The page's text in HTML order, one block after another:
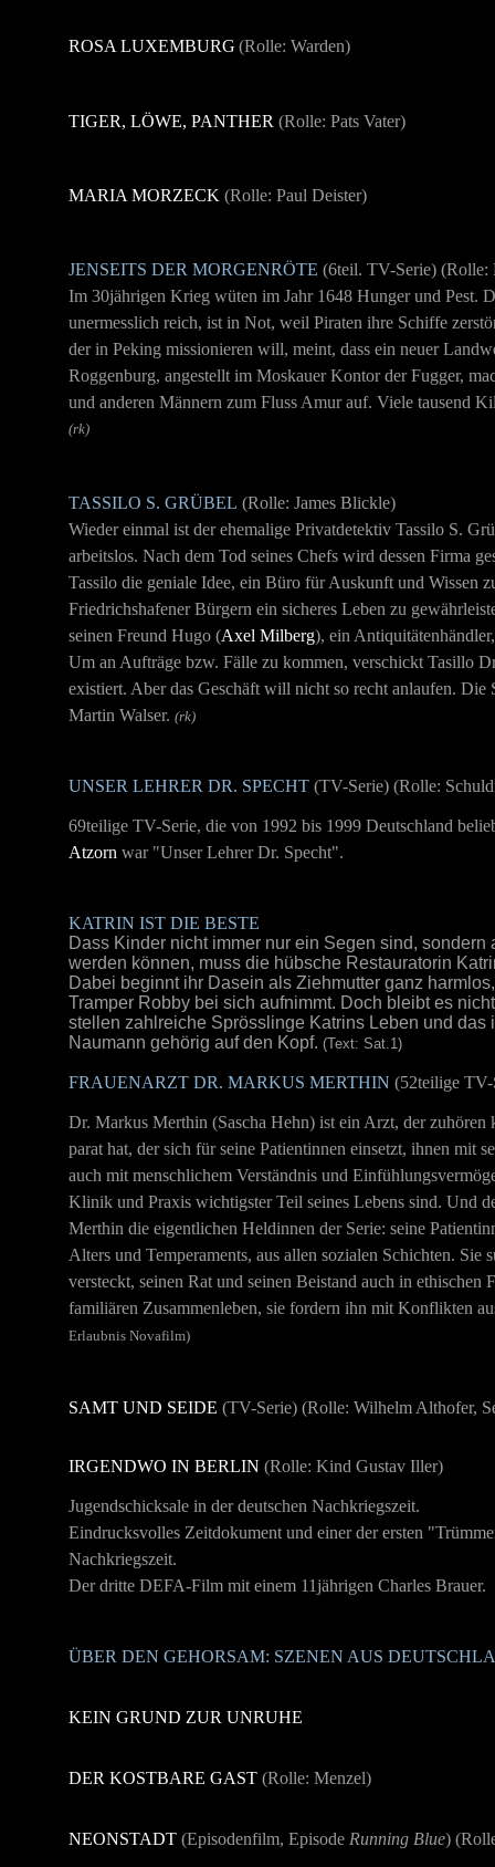
ROSA LUXEMBURG (Rolle: Warden)
TIGER, LÖWE, PANTHER (Rolle: Pats Vater)
MARIA MORZECK (Rolle: Paul Deister)
JENSEITS DER MORGENRÖTE (6teil. TV-Serie) (Rolle:
Im 30jährigen Krieg wüten im Jahr 1648 Hunger und Pest.
unermesslich reich, ist in Not, weil Piraten ihre Schiffe
der in Peking missionieren will, meint, dass ein neuer
Roggenburg, angestellt im Moskauer Kontor der Fugger,
und anderen Männern zum Fluss Amur auf. Viele tausend
(rk)
TASSILO S. GRÜBEL (Rolle: James Blickle)
Wieder einmal ist der ehemalige Privatdetektiv Tassilo S.
arbeitslos. Nach dem Tod seines Chefs wird dessen Firma
Tassilo die geniale Idee, ein Büro für Auskunft und Wissen
Friedrichshafener Bürgern ein sicheres Leben zu
seinen Freund Hugo (Axel Milberg), ein
Um an Aufträge bzw. Fälle zu kommen, verschickt Tasillo
existiert. Aber das Geschäft will nicht so recht anlaufen. Die
Martin Walser. (rk)
UNSER LEHRER DR. SPECHT (TV-Serie) (Rolle:
69teilige TV-Serie, die von 1992 bis 1999 Deutschland
Atzorn war "Unser Lehrer Dr. Specht".
KATRIN IST DIE BESTE
Dass Kinder nicht immer nur ein Segen sind,
werden können, muss die hübsche Restauratorin
Dabei beginnt ihr Dasein als Ziehmutter ganz
Tramper Robby bei sich aufnimmt. Doch bleibt es
stellen zahlreiche Sprösslinge Katrins Leben und das
Naumann gehörig auf den Kopf. (Text: Sat.1)
FRAUENARZT DR. MARKUS MERTHIN (52teilige TV-
Dr. Markus Merthin (Sascha Hehn) ist ein Arzt, der zuhören
parat hat, der sich für seine Patientinnen einsetzt, ihnen mit
auch mit menschlichem Verständnis und
Klinik und Praxis wichtigster Teil seines Lebens sind. Und
Merthin die eigentlichen Heldinnen der Serie: seine
Alters und Temperaments, aus allen sozialen Schichten. Sie
versteckt, seinen Rat und seinen Beistand auch in
familiären Zusammenleben, sie fordern ihn mit Konflikten
Erlaubnis Novafilm)
SAMT UND SEIDE (TV-Serie) (Rolle: Wilhelm Althofer,
IRGENDWO IN BERLIN (Rolle: Kind Gustav Iller)
Jugendschicksale in der deutschen Nachkriegszeit.
Eindrucksvolles Zeitdokument und einer der ersten
Nachkriegszeit.
Der dritte DEFA-Film mit einem 11jährigen Charles Brauer.
ÜBER DEN GEHORSAM: SZENEN AUS
KEIN GRUND ZUR UNRUHE
DER KOSTBARE GAST (Rolle: Menzel)
NEONSTADT (Episodenfilm, Episode Running Blue)